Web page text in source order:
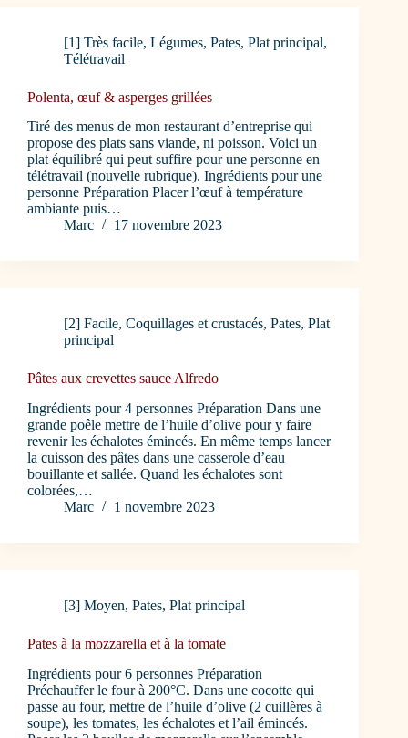
[1] Très facile, Légumes, Pates, Plat principal,
Télétravail
Polenta, œuf & asperges grillées
Tiré des menus de mon restaurant d’entreprise qui
propose des plats sans viande, ni poisson. Voici un
plat équilibré qui peut suffire pour une personne en
télétravail (nouvelle rubrique). Ingrédients pour une
personne Préparation Placer l’œuf à température
ambiante puis…
Marc
17 novembre 2023
[2] Facile, Coquillages et crustacés, Pates, Plat
principal
Pâtes aux crevettes sauce Alfredo
Ingrédients pour 4 personnes Préparation Dans une
grande poêle mettre de l’huile d’olive pour y faire
revenir les échalotes émincés. En même temps lancer
la cuisson des pâtes dans une casserole d’eau
bouillante et sallée. Quand les échalotes sont
colorées,…
Marc
1 novembre 2023
[3] Moyen, Pates, Plat principal
Pates à la mozzarella et à la tomate
Ingrédients pour 6 personnes Préparation
Préchauffer le four à 200°C. Dans une cocotte qui
passe au four, mettre de l’huile d’olive (2 cuillères à
soupe), les tomates, les échalotes et l’ail émincés.